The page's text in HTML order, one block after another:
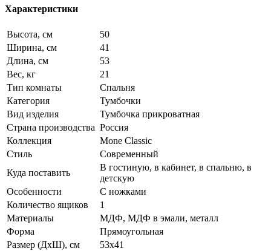
Характеристики
Высота, см
50
Ширина, см
41
Длина, см
53
Вес, кг
21
Тип комнаты
Спальня
Категория
Тумбочки
Вид изделия
Тумбочка прикроватная
Страна производства Россия
Коллекция
Mone Classic
Стиль
Современный
Куда поставить
В гостиную, в кабинет, в спальню, в
детскую
Особенности
С ножками
Количество ящиков
1
Материалы
МДФ, МДФ в эмали, металл
Форма
Прямоугольная
Размер (ДхШ), см
53х41